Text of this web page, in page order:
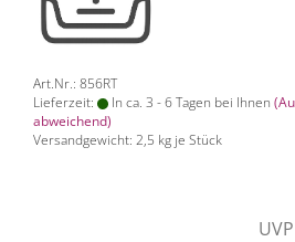
Art.Nr.: 856RT
Lieferzeit:
In ca. 3 - 6 Tagen bei Ihnen
abweichend)
Versandgewicht: 2,5 kg je Stück